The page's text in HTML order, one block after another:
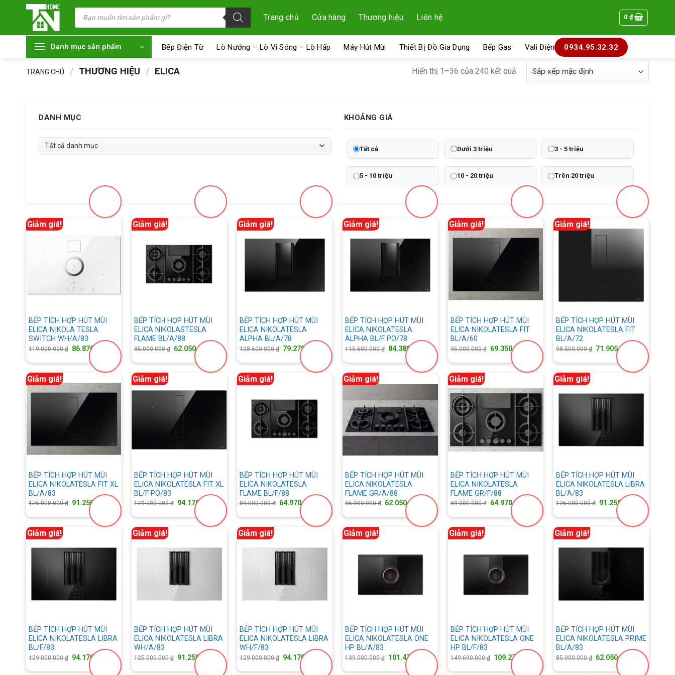
Tìm
kiếm
phẩm
Trang chủ Cửa hàng Thương hiệu Liên hệ 0 ₫
Danh mục sản phẩm Bếp Điện Từ Lò Nướng – Lò Vi Sóng – Lò Hấp Máy Hút Mùi Thiết Bị Đồ Gia Dụng Bếp Gas Vali Điện 0934.95.32.32
TRANG CHỦ / THƯƠNG HIỆU / ELICA Hiển thị 1–36 của 240 kết quả
DANH MỤC KHOẢNG GIÁ
Tất cả Dưới 3 triệu 3 - 5 triệu
5 - 10 triệu 10 - 20 triệu Trên 20 triệu
Giảm giá!
BẾP TÍCH HỢP HÚT MÙI
ELICA NIKOLA TESLA
SWITCH WH/A/83
119.000.000₫ Giá
là:
119.000.000 ₫.
86.870.000
Giá
hiện
tại
là:
86.870.000 ₫.
Giảm giá!
BẾP TÍCH HỢP HÚT MÙI
ELICA NIKOLASTESLA
FLAME BL/A/88
85.000.000₫ Giá
là:
85.000.000 ₫.
62.050.000
Giá
hiện
tại
là:
62.050.000 ₫.
Giảm giá!
BẾP TÍCH HỢP HÚT MÙI
ELICA NIKOLATESLA
ALPHA BL/A/78
108.600.000₫ Giá
là:
108.600.000 ₫.
79.278.000
Giá
hiện
tại
là:
79.278.000 ₫.
Giảm giá!
BẾP TÍCH HỢP HÚT MÙI
ELICA NIKOLATESLA
ALPHA BL/F PO/78
115.600.000₫ Giá
là:
115.600.000 ₫.
84.388.000
Giá
hiện
tại
là:
84.388.000 ₫.
Giảm giá!
BẾP TÍCH HỢP HÚT MÙI
ELICA NIKOLATESLA FIT
BL/A/60
95.000.000₫ Giá
là:
95.000.000 ₫.
69.350.000
Giá
hiện
tại
là:
69.350.000 ₫.
Giảm giá!
BẾP TÍCH HỢP HÚT MÙI
ELICA NIKOLATESLA FIT
BL/A/72
98.500.000₫ Giá
là:
98.500.000 ₫.
71.905.000
Giá
hiện
tại
là:
Giảm giá!
BẾP TÍCH HỢP HÚT MÙI
ELICA NIKOLATESLA FIT XL
BL/A/83
125.000.000₫ Giá
là:
125.000.000 ₫.
91.250.000
Giá
hiện
tại
là:
91.250.000 ₫.
Giảm giá!
BẾP TÍCH HỢP HÚT MÙI
ELICA NIKOLATESLA FIT XL
BL/F PO/83
129.000.000₫ Giá
là:
129.000.000 ₫.
94.170.000
Giá
hiện
tại
là:
94.170.000 ₫.
Giảm giá!
BẾP TÍCH HỢP HÚT MÙI
ELICA NIKOLATESLA
FLAME BL/F/88
89.000.000₫ Giá
là:
89.000.000 ₫.
64.970.000
Giá
hiện
tại
là:
64.970.000 ₫.
Giảm giá!
BẾP TÍCH HỢP HÚT MÙI
ELICA NIKOLATESLA
FLAME GR/A/88
85.000.000₫ Giá
là:
85.000.000 ₫.
62.050.000
Giá
hiện
tại
là:
62.050.000 ₫.
Giảm giá!
BẾP TÍCH HỢP HÚT MÙI
ELICA NIKOLATESLA
FLAME GR/F/88
89.000.000₫ Giá
là:
89.000.000 ₫.
64.970.000
Giá
hiện
tại
là:
64.970.000 ₫.
Giảm giá!
BẾP TÍCH HỢP HÚT MÙI
ELICA NIKOLATESLA LIBRA
BL/A/83
125.000.000₫ Giá
là:
125.000.000 ₫.
91.250.000
Giá
hiện
tại
là:
Giảm giá!
BẾP TÍCH HỢP HÚT MÙI
ELICA NIKOLATESLA LIBRA
BL/F/83
129.000.000₫ Giá
là:
94.170.000
Giá
hiện
tại
Giảm giá!
BẾP TÍCH HỢP HÚT MÙI
ELICA NIKOLATESLA LIBRA
WH/A/83
125.000.000₫ Giá
là:
91.250.000
Giá
hiện
tại
Giảm giá!
BẾP TÍCH HỢP HÚT MÙI
ELICA NIKOLATESLA LIBRA
WH/F/83
129.000.000₫ Giá
là:
94.170.000
Giá
hiện
tại
Giảm giá!
BẾP TÍCH HỢP HÚT MÙI
ELICA NIKOLATESLA ONE
HP BL/A/83
139.000.000₫ Giá
là:
101.470.000 ₫Giá
hiện
tại
Giảm giá!
BẾP TÍCH HỢP HÚT MÙI
ELICA NIKOLATESLA ONE
HP BL/F/83
149.690.000₫ Giá
là:
109.273.700 ₫Giá
hiện
tại
Giảm giá!
BẾP TÍCH HỢP HÚT MÙI
ELICA NIKOLATESLA PRIME
BL/A/83
85.000.000₫ Giá
là:
62.050.000
Giá
hiện
tại